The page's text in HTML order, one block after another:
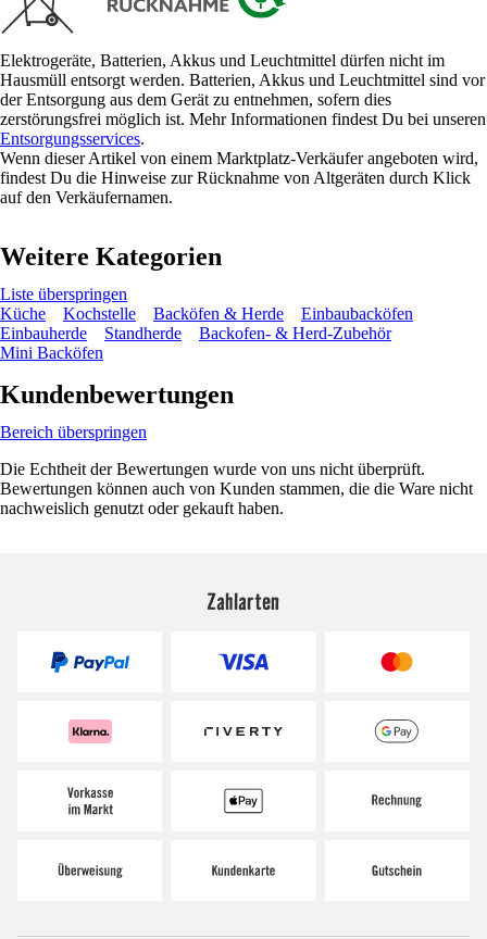
Elektrogeräte, Batterien, Akkus und Leuchtmittel dürfen nicht im
Hausmüll entsorgt werden. Batterien, Akkus und Leuchtmittel sind vor
der Entsorgung aus dem Gerät zu entnehmen, sofern dies
zerstörungsfrei möglich ist. Mehr Informationen findest Du bei unseren
Entsorgungsservices.
Wenn dieser Artikel von einem Marktplatz-Verkäufer angeboten wird,
findest Du die Hinweise zur Rücknahme von Altgeräten durch Klick
auf den Verkäufernamen.
Weitere Kategorien
Liste überspringen
Küche
Kochstelle Backöfen & Herde
Einbaubacköfen
Einbauherde
Standherde
Backofen- & Herd-Zubehör
Mini Backöfen
Kundenbewertungen
Bereich überspringen
Die Echtheit der Bewertungen wurde von uns nicht überprüft.
Bewertungen können auch von Kunden stammen, die die Ware nicht
nachweislich genutzt oder gekauft haben.
Zahlarten